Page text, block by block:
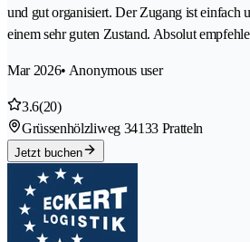
und gut organisiert. Der Zugang ist einfach
einem sehr guten Zustand. Absolut
Mar 2026• Anonymous user
3.6(20)
Grüssenhölzliweg 34133 Pratteln
Jetzt buchen